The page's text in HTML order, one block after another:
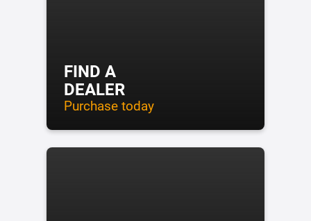
FIND A
DEALER
Purchase today